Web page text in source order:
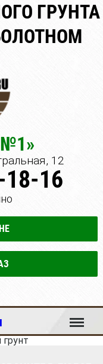
ГРУНТА
12
18-16
Меню
грунт